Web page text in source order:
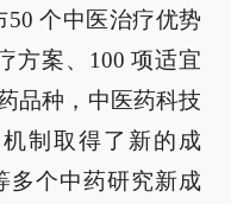
50 个中医治疗优势
方案、100 项适宜
品种，中医药科技
制取得了新的成
多个中药研究新成